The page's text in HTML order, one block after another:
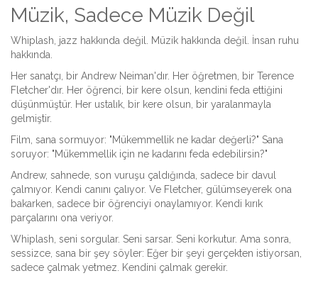
Müzik, Sadece Müzik Değil
Whiplash, jazz hakkında değil. Müzik hakkında değil. İnsan ruhu
hakkında.
Her sanatçı, bir Andrew Neiman'dır. Her öğretmen, bir Terence
Fletcher'dır. Her öğrenci, bir kere olsun, kendini feda ettiğini
düşünmüştür. Her ustalık, bir kere olsun, bir yaralanmayla
gelmiştir.
Film, sana sormuyor: "Mükemmellik ne kadar değerli?" Sana
soruyor: "Mükemmellik için ne kadarını feda edebilirsin?"
Andrew, sahnede, son vuruşu çaldığında, sadece bir davul
çalmıyor. Kendi canını çalıyor. Ve Fletcher, gülümseyerek ona
bakarken, sadece bir öğrenciyi onaylamıyor. Kendi kırık
parçalarını ona veriyor.
Whiplash, seni sorgular. Seni sarsar. Seni korkutur. Ama sonra,
sessizce, sana bir şey söyler: Eğer bir şeyi gerçekten istiyorsan,
sadece çalmak yetmez. Kendini çalmak gerekir.